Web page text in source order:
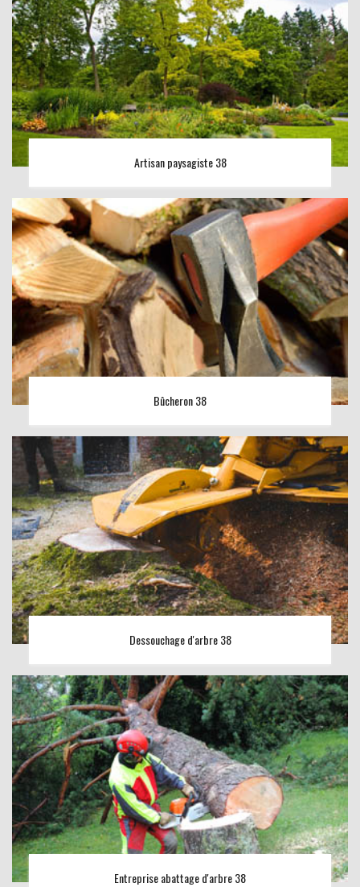
Artisan paysagiste 38
Bûcheron 38
Dessouchage d'arbre 38
Entreprise abattage d'arbre 38